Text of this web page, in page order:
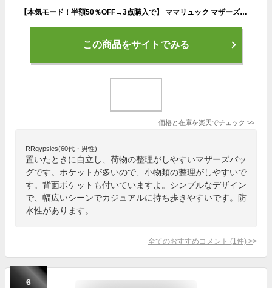
【本気モード！半額50％OFF→3点購入で】 ママリュック マザーズバッグ 親子 ポケット多い ママバッグ 部活 マザーズリュック 大容量 卒業式 撥水リュック サブバッグ バッグ 自立 防水 背面ポケット リュック 通勤 メンズ 遠足 軽い 軽量 リュックサック
この商品をサイトでみる
価格と在庫を楽天でチェック >>
RRgypsies(60代・男性)
置いたときに自立し、荷物の整理がしやすいマザーズバッ
グです。ポケットが多いので、小物類の整理がしやすいで
す。背面ポケットも付いていますよ。シンプルなデザイン
で、幅広いシーンでカジュアルに持ち歩きやすいです。防
水性があります。
全てのおすすめコメント (1 件) >
6